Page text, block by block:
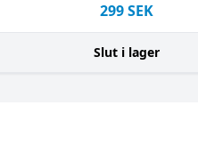
299SEK
Slut i lager